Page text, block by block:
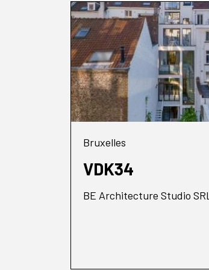
Bruxelles
VDK34
BE Architecture Studio SRL